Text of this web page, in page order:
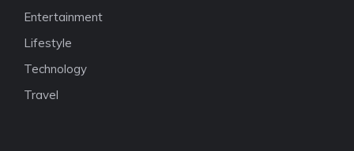
Entertainment
Lifestyle
Technology
Travel